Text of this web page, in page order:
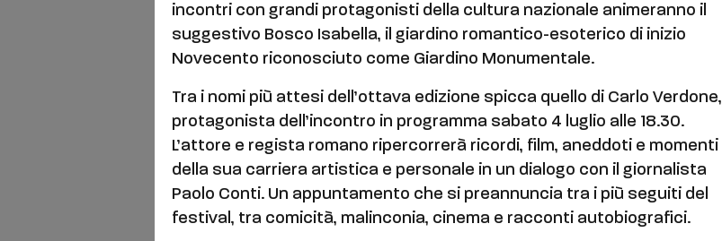
incontri con grandi protagonisti della cultura nazionale animeranno il
suggestivo Bosco Isabella, il giardino romantico-esoterico di inizio
Novecento riconosciuto come Giardino Monumentale.
Tra i nomi più attesi dell’ottava edizione spicca quello di Carlo Verdone,
protagonista dell’incontro in programma sabato 4 luglio alle 18.30.
L’attore e regista romano ripercorrerà ricordi, film, aneddoti e momenti
della sua carriera artistica e personale in un dialogo con il giornalista
Paolo Conti. Un appuntamento che si preannuncia tra i più seguiti del
festival, tra comicità, malinconia, cinema e racconti autobiografici.